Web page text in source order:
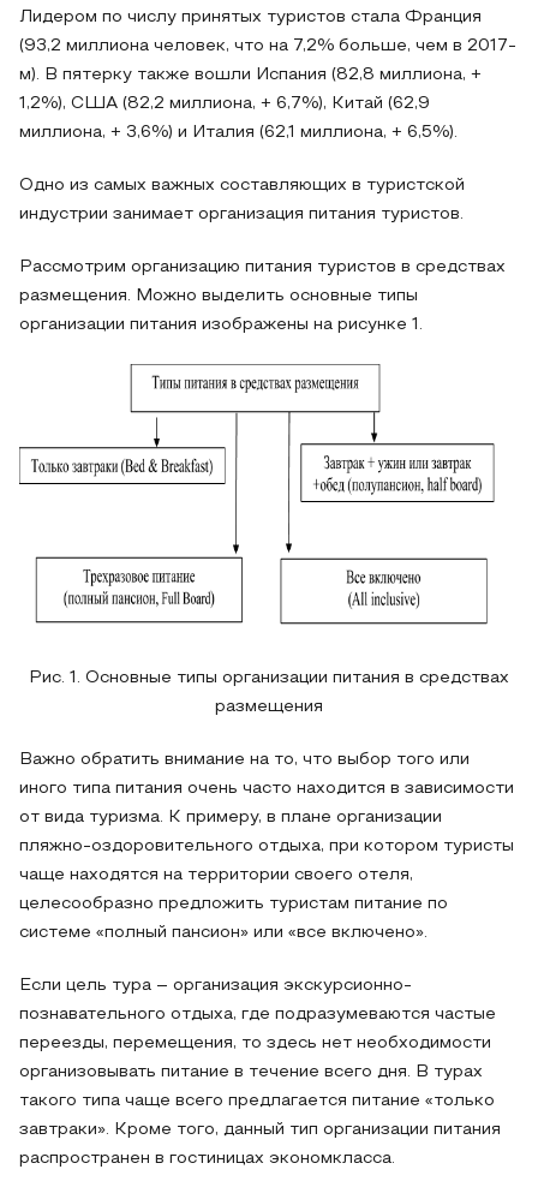
Лидером по числу принятых туристов стала Франция
(93,2 миллиона человек, что на 7,2% больше, чем в 2017-
м). В пятерку также вошли Испания (82,8 миллиона, +
1,2%), США (82,2 миллиона, + 6,7%), Китай (62,9
миллиона, + 3,6%) и Италия (62,1 миллиона, + 6,5%).
Одно из самых важных составляющих в туристской
индустрии занимает организация питания туристов.
Рассмотрим организацию питания туристов в средствах
размещения. Можно выделить основные типы
организации питания изображены на рисунке 1.
Рис. 1. Основные типы организации питания в средствах
размещения
Важно обратить внимание на то, что выбор того или
иного типа питания очень часто находится в зависимости
от вида туризма. К примеру, в плане организации
пляжно-оздоровительного отдыха, при котором туристы
чаще находятся на территории своего отеля,
целесообразно предложить туристам питание по
системе «полный пансион» или «все включено».
Если цель тура – организация экскурсионно-
познавательного отдыха, где подразумеваются частые
переезды, перемещения, то здесь нет необходимости
организовывать питание в течение всего дня. В турах
такого типа чаще всего предлагается питание «только
завтраки». Кроме того, данный тип организации питания
распространен в гостиницах экономкласса.